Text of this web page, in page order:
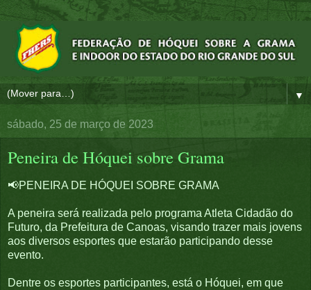
▼
sábado, 25 de março de 2023
Peneira de Hóquei sobre Grama
📢PENEIRA DE HÓQUEI SOBRE GRAMA
A peneira será realizada pelo programa Atleta Cidadão do
Futuro, da Prefeitura de Canoas, visando trazer mais jovens
aos diversos esportes que estarão participando desse
evento.
Dentre os esportes participantes, está o Hóquei, em que